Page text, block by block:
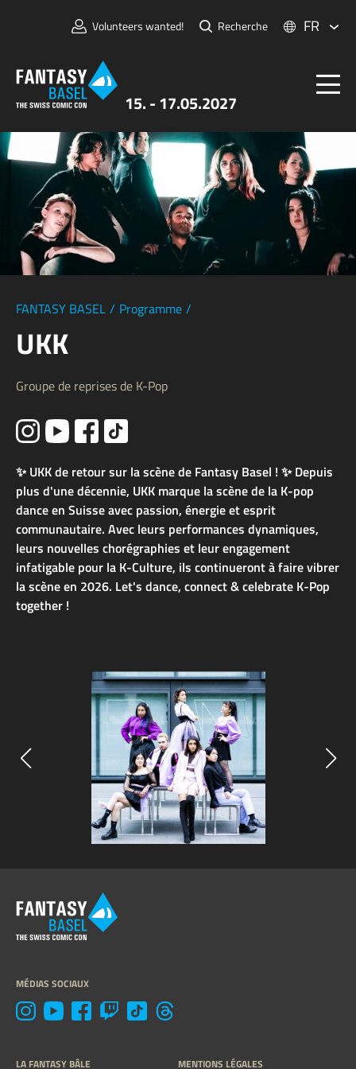
15. - 17.05.2027
Volunteers wanted! Recherche FR
Billets
FANTASY BASEL
Informations
Pour Exposants
Presse et Médias
FANTASY BASEL / Programme /
UKK
Groupe de reprises de K-Pop
✨ UKK de retour sur la scène de Fantasy Basel ! ✨ Depuis
plus d'une décennie, UKK marque la scène de la K-pop
dance en Suisse avec passion, énergie et esprit
communautaire. Avec leurs performances dynamiques,
leurs nouvelles chorégraphies et leur engagement
infatigable pour la K-Culture, ils continueront à faire vibrer
la scène en 2026. Let's dance, connect & celebrate K-Pop
together !
MÉDIAS SOCIAUX
LA FANTASY BÂLE MENTIONS LÉGALES